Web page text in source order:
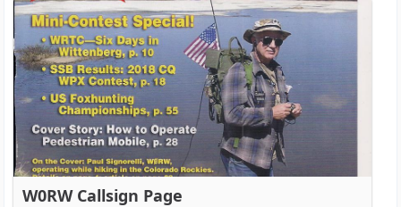
W0RW Callsign Page